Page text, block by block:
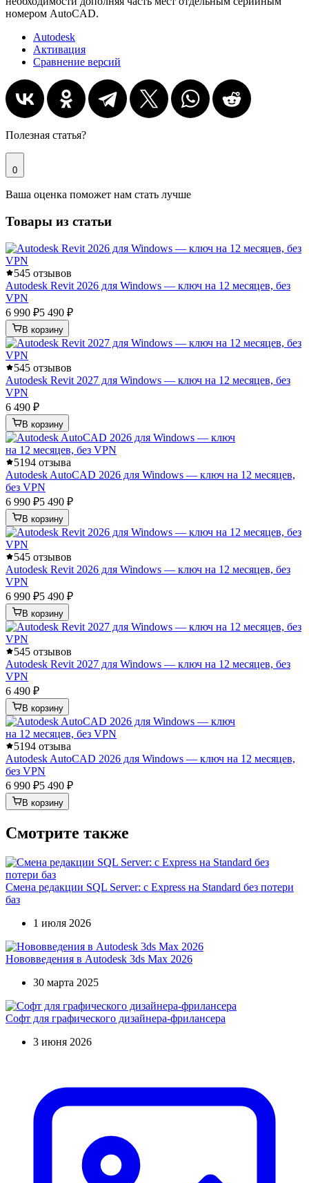
номером AutoCAD.
Autodesk
Активация
Сравнение версий
Полезная статья?
0
Ваша оценка поможет нам стать лучше
Товары из статьи
545 отзывов
Autodesk Revit 2026 для Windows — ключ на 12 месяцев, без
VPN
6 990 ₽5 490 ₽
В корзину
545 отзывов
Autodesk Revit 2027 для Windows — ключ на 12 месяцев, без
VPN
6 490 ₽
В корзину
5194 отзыва
Autodesk AutoCAD 2026 для Windows — ключ на 12 месяцев,
без VPN
6 990 ₽5 490 ₽
В корзину
545 отзывов
Autodesk Revit 2026 для Windows — ключ на 12 месяцев, без
VPN
6 990 ₽5 490 ₽
В корзину
545 отзывов
Autodesk Revit 2027 для Windows — ключ на 12 месяцев, без
VPN
6 490 ₽
В корзину
5194 отзыва
Autodesk AutoCAD 2026 для Windows — ключ на 12 месяцев,
без VPN
6 990 ₽5 490 ₽
В корзину
Смотрите также
Смена редакции SQL Server: с Express на Standard без потери
баз
1 июля 2026
Нововведения в Autodesk 3ds Max 2026
30 марта 2025
Софт для графического дизайнера-фрилансера
3 июня 2026